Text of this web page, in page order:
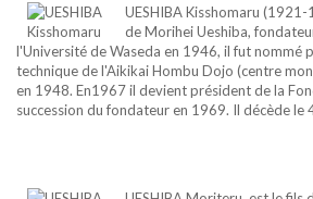
UESHIBA Kisshomaru
de Morihei Ueshiba,
l'Université de Waseda en 1946, il fut nommé
technique de l'Aikikai Hombu Dojo (centre
en 1948. En1967 il devient président de la
succession du fondateur en 1969. Il décède le